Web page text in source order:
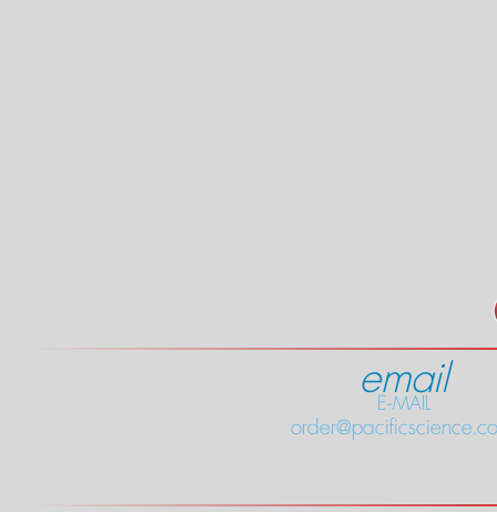
email
E-MAIL